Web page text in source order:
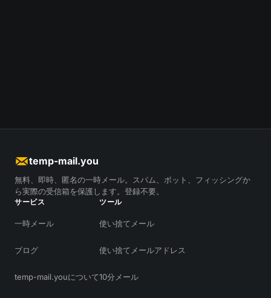
temp-mail.you
無料、即時、匿名の一時メール。スパム、ボット、フィッシングか
ら実際の受信箱を保護します。登録不要。
サービス
一時メール
ブログ
temp-mail.youについて
ツール
使い捨てメール
使い捨てメールアドレス
10分メール